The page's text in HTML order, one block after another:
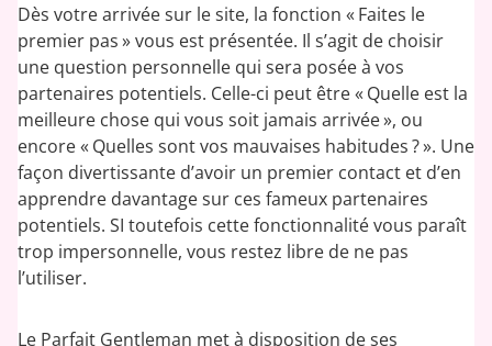
Dès votre arrivée sur le site, la fonction « Faites le
premier pas » vous est présentée. Il s’agit de choisir
une question personnelle qui sera posée à vos
partenaires potentiels. Celle-ci peut être « Quelle est la
meilleure chose qui vous soit jamais arrivée », ou
encore « Quelles sont vos mauvaises habitudes ? ». Une
façon divertissante d’avoir un premier contact et d’en
apprendre davantage sur ces fameux partenaires
potentiels. SI toutefois cette fonctionnalité vous paraît
trop impersonnelle, vous restez libre de ne pas
l’utiliser.
Le Parfait Gentleman met à disposition de ses